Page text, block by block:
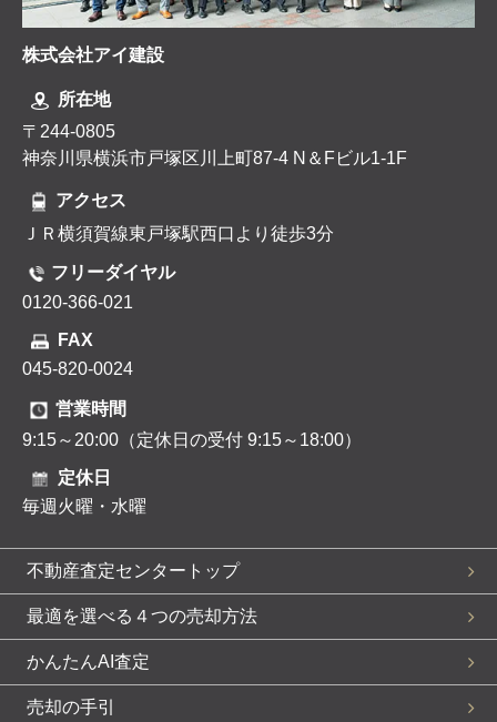
株式会社アイ建設
所在地
〒244-0805
神奈川県横浜市戸塚区川上町87-4 N＆Fビル1-1F
アクセス
ＪＲ横須賀線東戸塚駅西口より徒歩3分
フリーダイヤル
0120-366-021
FAX
045-820-0024
営業時間
9:15～20:00（定休日の受付 9:15～18:00）
定休日
毎週火曜・水曜
不動産査定センタートップ
最適を選べる４つの売却方法
かんたんAI査定
売却の手引